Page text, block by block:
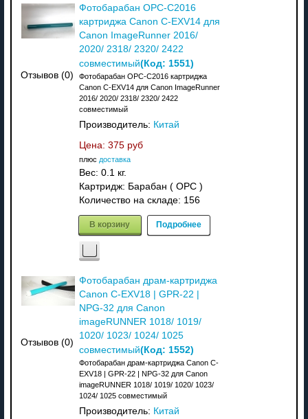
Отзывов (0)
Фотобарабан OPC-C2016
картриджа Canon C-EXV14 для
Canon ImageRunner 2016/
2020/ 2318/ 2320/ 2422
совместимый(Код: 1551)
Фотобарабан OPC-C2016 картриджа
Canon C-EXV14 для Canon ImageRunner
2016/ 2020/ 2318/ 2320/ 2422
совместимый
Производитель: Китай
Цена: 375 руб
плюс доставка
Вес: 0.1 кг.
Картридж: Барабан ( OPC )
Количество на складе: 156
В корзину Подробнее
Отзывов (0)
Фотобарабан драм-картриджа
Canon C-EXV18 | GPR-22 |
NPG-32 для Canon
imageRUNNER 1018/ 1019/
1020/ 1023/ 1024/ 1025
совместимый(Код: 1552)
Фотобарабан драм-картриджа Canon C-
EXV18 | GPR-22 | NPG-32 для Canon
imageRUNNER 1018/ 1019/ 1020/ 1023/
1024/ 1025 совместимый
Производитель: Китай